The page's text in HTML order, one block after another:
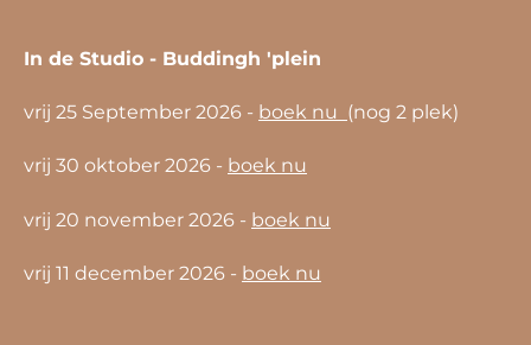
In de Studio - Buddingh 'plein
vrij 25 September 2026 - boek nu (nog 2 plek)
vrij 30 oktober 2026 - boek nu
vrij 20 november 2026 - boek nu
vrij 11 december 2026 - boek nu